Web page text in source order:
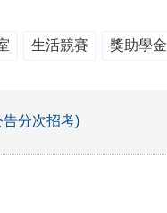
生活競賽 獎助學金
分次招考)